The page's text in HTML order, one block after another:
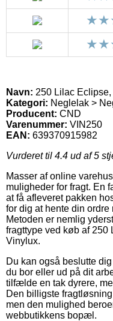
Navn: 250 Lilac
Kategori: Neglelak >
Producent: CND
Varenummer: VIN250
EAN: 639370915982
Vurderet til 4.4 ud af 5
Masser af online
muligheder for fragt. En
at få afleveret pakken
for dig at hente din
Metoden er nemlig
fragttype ved køb af
Vinylux.
Du kan også beslutte
du bor eller ud på dit
tilfælde en tak dyrere,
Den billigste
men den mulighed
webbutikkens bopæl.